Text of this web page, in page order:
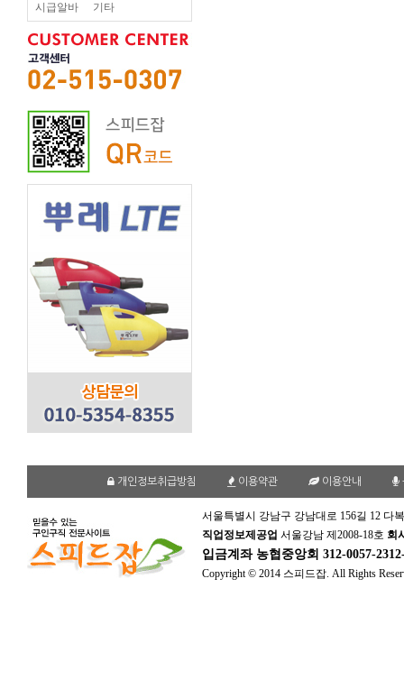
시급알바 기타
개인정보취급방침 이용약관 이용안내
서울특별시 강남구 강남대로 156길 12 다
직업정보제공업 서울강남 제2008-18호 회
입금계좌 농협중앙회 312-0057-
Copyright © 2014 스피드잡. All Rights